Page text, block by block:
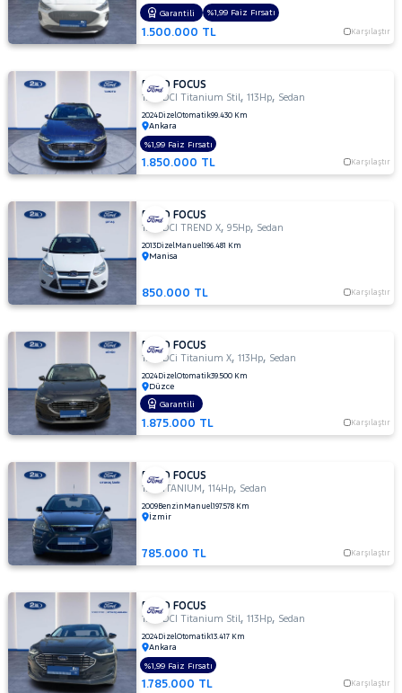
POWERSHIFT
1.5 TDCI
Stil
TDCI
TREND
X
1.5 TDCi
1.5 TDCi
PWS
MCA 120
BG 1499
CC
1.5 TDCi
Titanium
1.5 TI-VCT
TITANIUM
OTOMATIK
1.5 TI-
VCT
TREND
1.5
TREND-
X
1.6
AMBIENTE
1.6
Duratec
Ti-VCT
Titanium
1.6
GHIA
1.500.000 TL Karşılaştır
Garantili %1,99 Faiz Fırsatı
FORD FOCUS
1.5 TDCI Titanium Stil,113Hp, Sedan
2024DizelOtomatik99.430 Km
Ankara
1.850.000 TL Karşılaştır
%1,99 Faiz Fırsatı
FORD FOCUS
1.6 TDCI TREND X,95Hp, Sedan
2013DizelManuel196.481 Km
Manisa
850.000 TL Karşılaştır
FORD FOCUS
1.5 TDCi Titanium X,113Hp, Sedan
2024DizelOtomatik39.500 Km
Düzce
1.875.000 TL Karşılaştır
Garantili
FORD FOCUS
1.6 TITANIUM ,114Hp, Sedan
2009Benzin Manuel197.578 Km
İzmir
785.000 TL Karşılaştır
FORD FOCUS
1.5 TDCI Titanium Stil,113Hp, Sedan
2024DizelOtomatik13.417 Km
Ankara
1.785.000 TL Karşılaştır
%1,99 Faiz Fırsatı